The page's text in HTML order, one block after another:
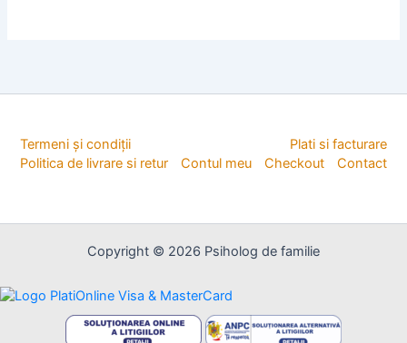
Termeni și condiții
Plati si facturare
Politica de livrare si retur
Contul meu Checkout Contact
Copyright © 2026 Psiholog de familie